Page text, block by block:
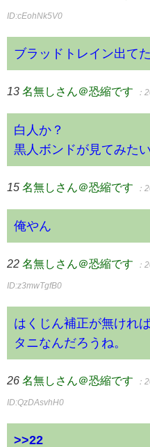
ID:cEohNk5V0
ブラッドトレイン出て
13 名無しさん＠恐縮です ：
白人か？
黒人ボンドが見てみた
15 名無しさん＠恐縮です ：
俺やん
22 名無しさん＠恐縮です ：
ID:z3mwTgfB0
はくじん補正が無けれ
タニなんだろうね。
26 名無しさん＠恐縮です ：
ID:QzDAsvhH0
>>22